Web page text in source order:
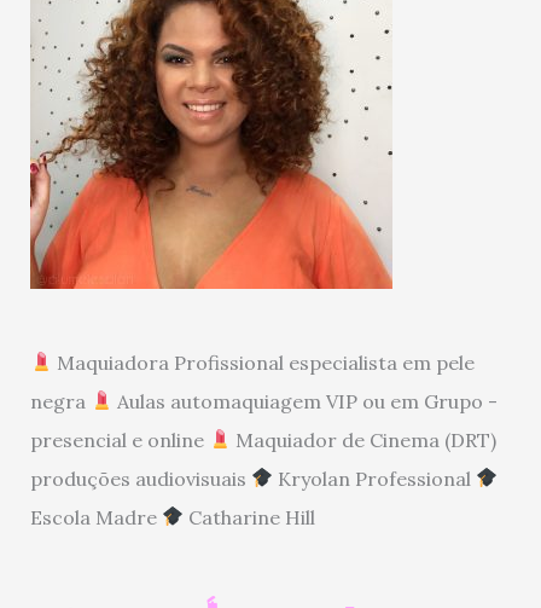
Maquiadora Profissional especialista em pele
negra
Aulas automaquiagem VIP ou em Grupo -
presencial e online
Maquiador de Cinema (DRT)
produções audiovisuais
Kryolan Professional
Escola Madre
Catharine Hill